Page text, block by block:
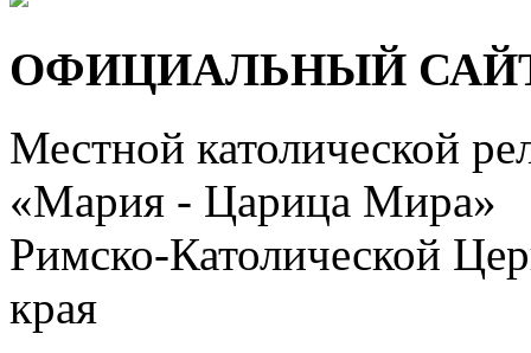
ОФИЦИАЛЬНЫЙ
Местной католической
«Мария - Царица Мира»
Римско-Католической
края